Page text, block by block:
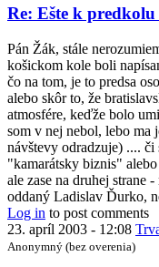
In
reply
to
Re:
Ešte
k
predkolu
Porty
v
Košiciach
by
Anonymný
(bez
overenia)
Re: Ešte k
Pán Žák, stále
košickom kole boli
čo na tom, je to predsa
alebo skôr to, že
atmosfére, keďže bolo
som v nej nebol, lebo ma
návštevy odradzuje) ....
"kamarátsky biznis"
ale zase na druhej strane
oddaný Ladislav Ďurko,
Log in to post comments
23. apríl 2003 - 12:08
Anonymný (bez overenia)